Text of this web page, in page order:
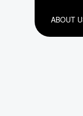
ABOUT